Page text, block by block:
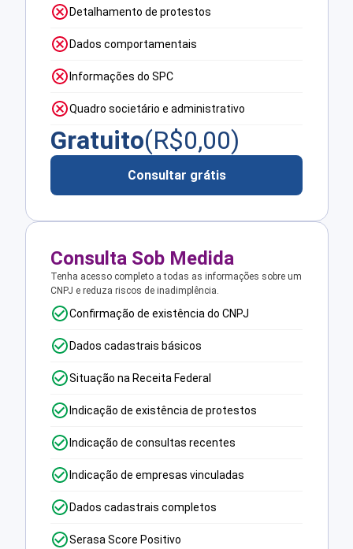
Detalhamento de protestos
Dados comportamentais
Informações do SPC
Quadro societário e administrativo
Gratuito(R$0,00)
Consultar grátis
Consulta Sob Medida
Tenha acesso completo a todas as informações sobre um
CNPJ e reduza riscos de inadimplência.
Confirmação de existência do CNPJ
Dados cadastrais básicos
Situação na Receita Federal
Indicação de existência de protestos
Indicação de consultas recentes
Indicação de empresas vinculadas
Dados cadastrais completos
Serasa Score Positivo